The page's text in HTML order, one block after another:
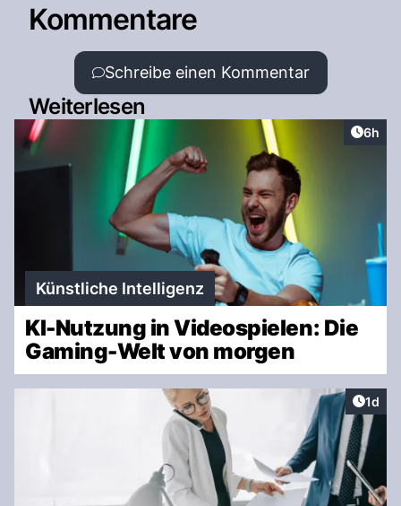
Kommentare
Schreibe einen Kommentar
Weiterlesen
6h
Künstliche Intelligenz
KI-Nutzung in Videospielen: Die
Gaming-Welt von morgen
1d